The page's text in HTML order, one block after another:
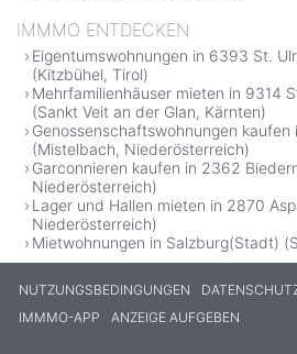
IMMMO ENTDECKEN
Eigentumswohnungen in 6393 St.
(Kitzbühel, Tirol)
Mehrfamilienhäuser mieten in 9314
(Sankt Veit an der Glan, Kärnten)
Genossenschaftswohnungen kaufen
(Mistelbach, Niederösterreich)
Garconnieren kaufen in 2362
Niederösterreich)
Lager und Hallen mieten in 2870
Niederösterreich)
Mietwohnungen in Salzburg(Stadt)
NUTZUNGSBEDINGUNGEN
IMMMO-APP
ANZEIGE AUFGEBEN